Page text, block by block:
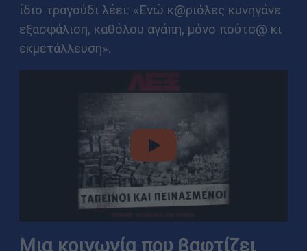
ίδιο τραγούδι λέει: «Ενώ κ@ριόλες κυνηγάνε
εξασφάλιση, καθόλου αγάπη, μόνο πούτσ@ κι
εκμετάλλευση».
video
Μια κοινωνία που βαφτίζει